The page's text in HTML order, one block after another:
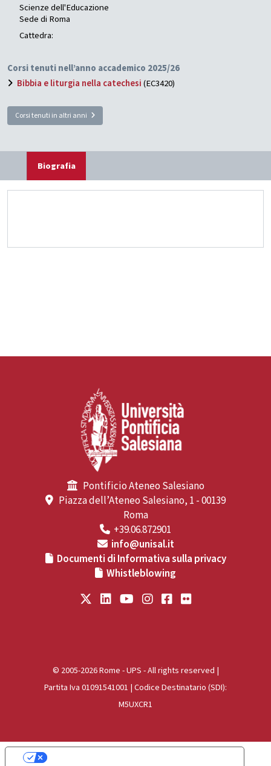
Scienze dell'Educazione
Sede di Roma
Cattedra:
Corsi tenuti nell’anno accademico 2025/26
Bibbia e liturgia nella catechesi(EC3420)
Corsi tenuti in altri anni
Biografia
Pontificio Ateneo Salesiano
Piazza dell’Ateneo Salesiano, 1 - 00139
Roma
+39.06.872901
info@unisal.it
Documenti di Informativa sulla privacy
Whistleblowing
© 2005-2026 Rome - UPS - All rights reserved |
Partita Iva 01091541001 | Codice Destinatario (SDI):
M5UXCR1
Le tue preferenze relative alla privacy